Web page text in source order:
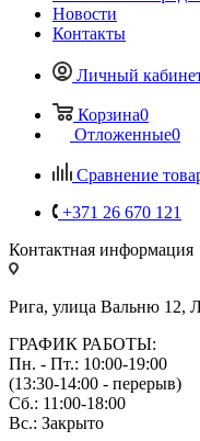
Новости
Контакты
Личный
Корзина0
Отложенные0
Сравнение
+371 26 670 121
Контактная информация
Рига, улица Вальню 12,
ГРАФИК РАБОТЫ:
Пн. - Пт.: 10:00-19:00
(13:30-14:00 - перерыв)
Сб.: 11:00-18:00
Вс.: Закрыто